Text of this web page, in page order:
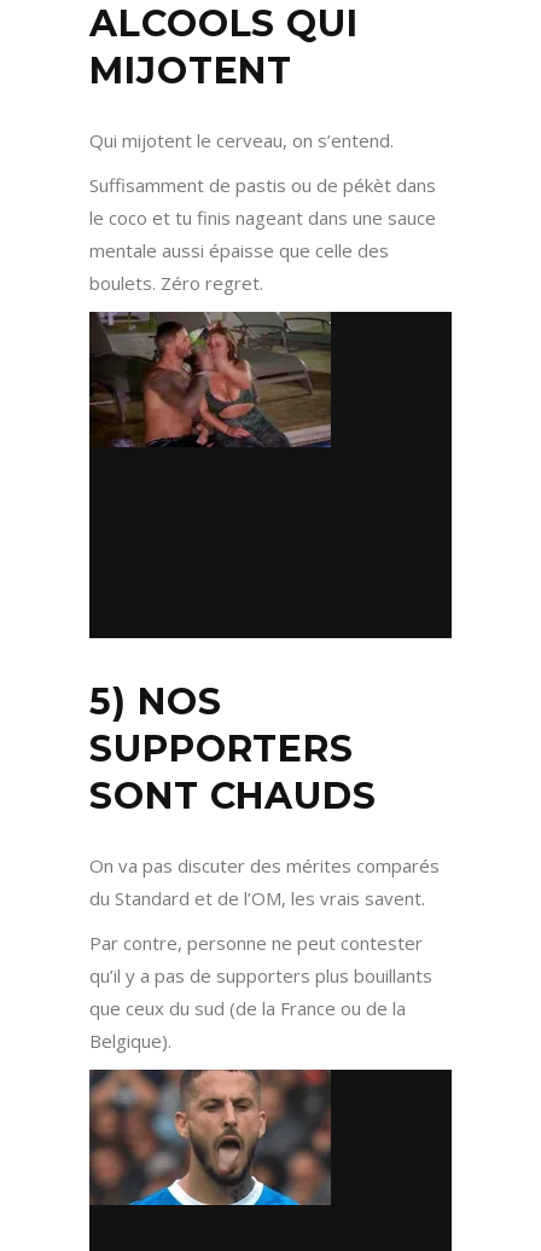
ALCOOLS QUI
MIJOTENT
Qui mijotent le cerveau, on s’entend.
Suffisamment de pastis ou de pékèt dans
le coco et tu finis nageant dans une sauce
mentale aussi épaisse que celle des
boulets. Zéro regret.
5) NOS
SUPPORTERS
SONT CHAUDS
On va pas discuter des mérites comparés
du Standard et de l’OM, les vrais savent.
Par contre, personne ne peut contester
qu’il y a pas de supporters plus bouillants
que ceux du sud (de la France ou de la
Belgique).